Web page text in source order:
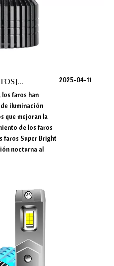
] ¿Cuáles son los requisitos
faros han
iluminación
que mejoran la
de los faros
faros Super Bright
nocturna al
2025-04-11